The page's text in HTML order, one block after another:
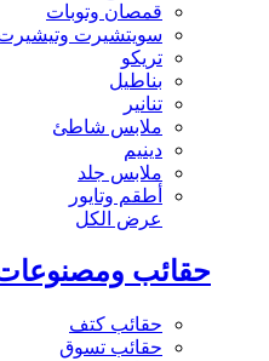
قمصان وتوبات
سويتشيرت
تريكو
بناطيل
تنانير
ملابس شاطئ
دينيم
ملابس جلد
أطقم وتايور
عرض الكل
حقائب
حقائب كتف
حقائب تسوق